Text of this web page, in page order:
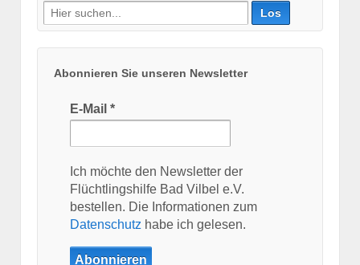
Suche
nach:
Abonnieren Sie unseren Newsletter
E-Mail *
Ich möchte den Newsletter der
Flüchtlingshilfe Bad Vilbel e.V.
bestellen. Die Informationen zum
Datenschutz habe ich gelesen.